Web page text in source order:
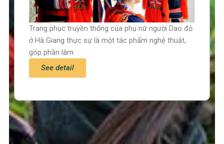
Trang chủ
Tin tức – Sự kiện
Trang phục truyền thống của phụ nữ người Dao đỏ
ở Hà Giang thực sự là một tác phẩm nghệ thuật,
góp phần làm
See detail